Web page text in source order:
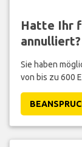
Hatte Ihr
annulliert?
Sie haben
von bis zu 600